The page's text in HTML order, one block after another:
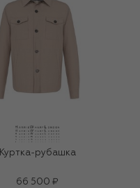
Куртка-рубашка
66 500 ₽